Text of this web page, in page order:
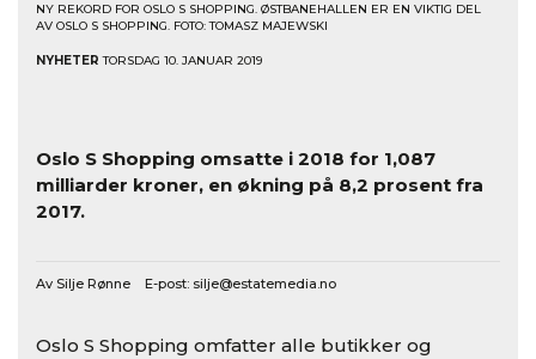
NY REKORD FOR OSLO S SHOPPING. ØSTBANEHALLEN ER EN VIKTIG DEL
AV OSLO S SHOPPING. FOTO: TOMASZ MAJEWSKI
NYHETER TORSDAG 10. JANUAR 2019
Oslo S Shopping omsatte i 2018 for 1,087
milliarder kroner, en økning på 8,2 prosent fra
2017.
Av Silje Rønne E-post: silje@estatemedia.no
Oslo S Shopping omfatter alle butikker og